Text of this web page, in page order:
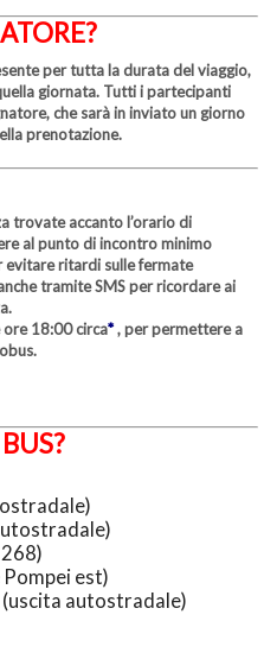
per tutta la durata del viaggio,
giornata. Tutti i partecipanti
che sarà in inviato un giorno
prenotazione.
trovate accanto l’orario di
al punto di incontro minimo
ritardi sulle fermate
tramite SMS per ricordare ai
18:00 circa*, per permettere a
est)
(uscita autostradale)